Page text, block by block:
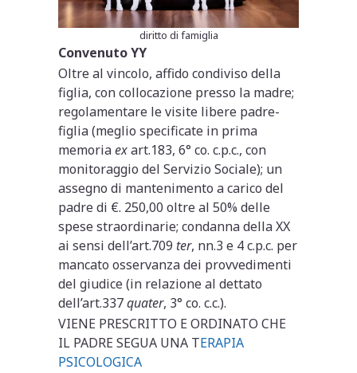
diritto di famiglia
Convenuto YY
Oltre al vincolo, affido condiviso della
figlia, con collocazione presso la madre;
regolamentare le visite libere padre-
figlia (meglio specificate in prima
memoriaexart.183, 6° co. c.p.c., con
monitoraggio del Servizio Sociale); un
assegno di mantenimento a carico del
padre di €. 250,00 oltre al 50% delle
spese straordinarie; condanna della XX
ai sensi dell’art.709 ter, nn.3 e 4 c.p.c. per
mancato osservanza dei provvedimenti
del giudice (in relazione al dettato
dell’art.337quater, 3° co. c.c.).
VIENE PRESCRITTO E ORDINATO CHE
IL PADRE SEGUA UNA TERAPIA
PSICOLOGICA